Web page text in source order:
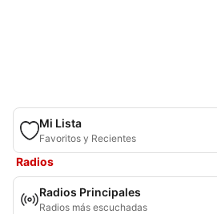
Mi Lista
Favoritos y Recientes
Radios
Radios Principales
Radios más escuchadas